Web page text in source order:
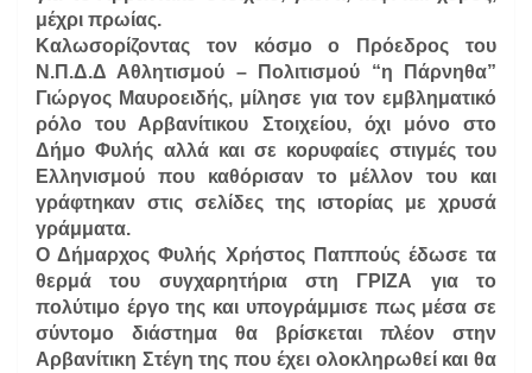
μέχρι πρωίας.
Καλωσορίζοντας τον κόσμο ο Πρόεδρος του
Ν.Π.Δ.Δ Αθλητισμού – Πολιτισμού “η Πάρνηθα”
Γιώργος Μαυροειδής, μίλησε για τον εμβληματικό
ρόλο του Αρβανίτικου Στοιχείου, όχι μόνο στο
Δήμο Φυλής αλλά και σε κορυφαίες στιγμές του
Ελληνισμού που καθόρισαν το μέλλον του και
γράφτηκαν στις σελίδες της ιστορίας με χρυσά
γράμματα.
Ο Δήμαρχος Φυλής Χρήστος Παππούς έδωσε τα
θερμά του συγχαρητήρια στη ΓΡΙΖΑ για το
πολύτιμο έργο της και υπογράμμισε πως μέσα σε
σύντομο διάστημα θα βρίσκεται πλέον στην
Αρβανίτικη Στέγη της που έχει ολοκληρωθεί και θα